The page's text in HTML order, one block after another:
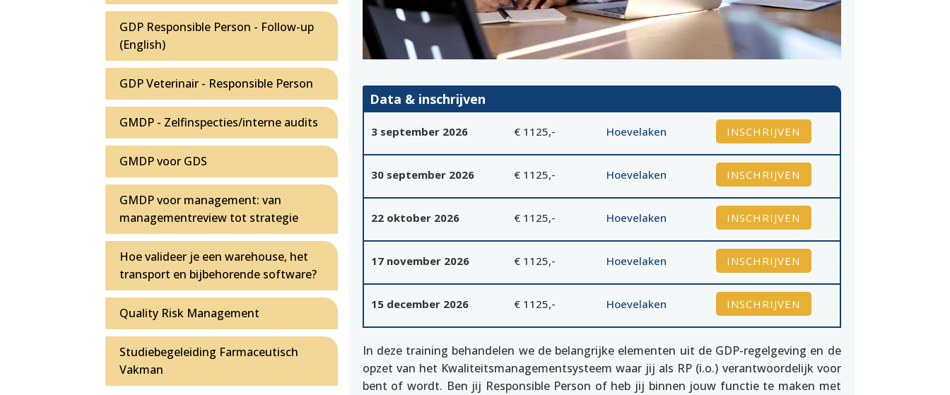
GDP Responsible Person - Follow-up
(English)
GDP Veterinair - Responsible Person
GMDP - Zelfinspecties/interne audits
GMDP voor GDS
GMDP voor management: van
managementreview tot strategie
Hoe valideer je een warehouse, het
transport en bijbehorende software?
Quality Risk Management
Studiebegeleiding Farmaceutisch
Vakman
Data & inschrijven
3 september 2026 € 1125,- Hoevelaken INSCHRIJVEN
30 september 2026 € 1125,- Hoevelaken INSCHRIJVEN
22 oktober 2026 € 1125,- Hoevelaken INSCHRIJVEN
17 november 2026 € 1125,- Hoevelaken INSCHRIJVEN
15 december 2026 € 1125,- Hoevelaken INSCHRIJVEN
In deze training behandelen we de belangrijke elementen uit de GDP-regelgeving en de
opzet van het Kwaliteitsmanagementsysteem waar jij als RP (i.o.) verantwoordelijk voor
bent of wordt. Ben jij Responsible Person of heb jij binnen jouw functie te maken met